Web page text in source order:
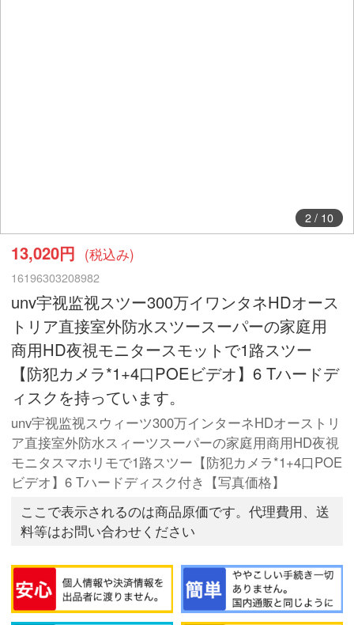
2/ 10
13,020円 (税込み)
16196303208982
unv宇视监视スツー300万イワンタネHDオース
トリア直接室外防水スツースーパーの家庭用
商用HD夜視モニタースモットで1路スツー
【防犯カメラ*1+4口POEビデオ】6 Tハードデ
ィスクを持っています。
unv宇视监视スウィーツ300万インターネHDオーストリ
ア直接室外防水スィーツスーパーの家庭用商用HD夜視
モニタスマホリモで1路スツー【防犯カメラ*1+4口POE
ビデオ】6 Tハードディスク付き【写真価格】
ここで表示されるのは商品原価です。代理費用、送
料等はお問い合わせください